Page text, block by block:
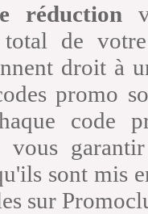
réduction
de
droit à
promo
code
vous
sont mis
sur